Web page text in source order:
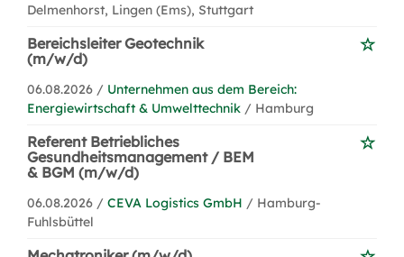
Delmenhorst, Lingen (Ems), Stuttgart
Bereichsleiter Geotechnik
(m/w/d)
06.08.2026 / Unternehmen aus dem Bereich:
Energiewirtschaft & Umwelttechnik / Hamburg
Referent Betriebliches
Gesundheitsmanagement / BEM
& BGM (m/w/d)
06.08.2026 / CEVA Logistics GmbH / Hamburg-
Fuhlsbüttel